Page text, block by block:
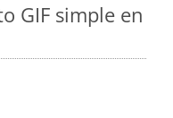
GIF simple en